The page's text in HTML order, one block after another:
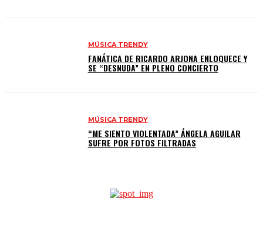
MÚSICA TRENDY
FANÁTICA DE RICARDO ARJONA ENLOQUECE Y
SE “DESNUDA” EN PLENO CONCIERTO
MÚSICA TRENDY
“ME SIENTO VIOLENTADA” ÁNGELA AGUILAR
SUFRE POR FOTOS FILTRADAS